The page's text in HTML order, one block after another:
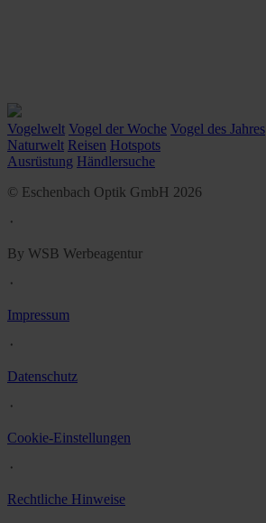
Vogelwelt Vogel der Woche Vogel des Jahres
Naturwelt Reisen Hotspots
Ausrüstung Händlersuche
© Eschenbach Optik GmbH 2026
᛫
By WSB Werbeagentur
᛫
Impressum
᛫
Datenschutz
᛫
Cookie-Einstellungen
᛫
Rechtliche Hinweise